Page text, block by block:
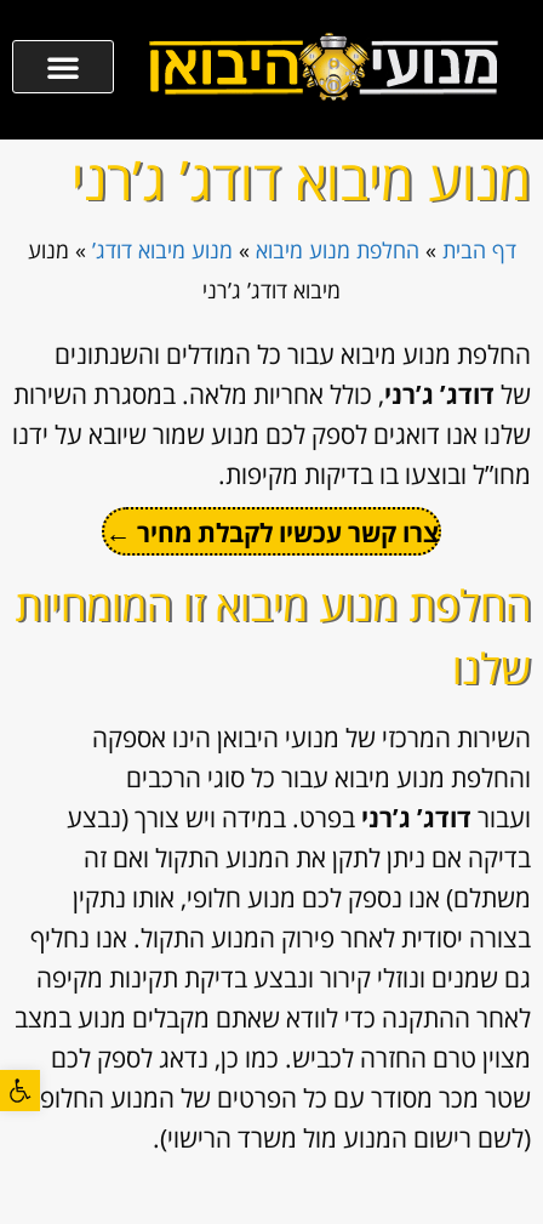
פתח
מנוע מיבוא דודג’ ג’רני
דף הבית » החלפת מנוע מיבוא » מנוע מיבוא דודג’ » מנוע
מיבוא דודג’ ג’רני
החלפת מנוע מיבוא עבור כל המודלים והשנתונים
של דודג’ ג’רני, כולל אחריות מלאה. במסגרת השירות
שלנו אנו דואגים לספק לכם מנוע שמור שיובא על ידנו
מחו”ל ובוצעו בו בדיקות מקיפות.
צרו קשר עכשיו לקבלת מחיר ←
החלפת מנוע מיבוא זו המומחיות
שלנו
השירות המרכזי של מנועי היבואן הינו אספקה
והחלפת מנוע מיבוא עבור כל סוגי הרכבים
ועבור דודג’ ג’רני בפרט. במידה ויש צורך (נבצע
בדיקה אם ניתן לתקן את המנוע התקול ואם זה
משתלם) אנו נספק לכם מנוע חלופי, אותו נתקין
בצורה יסודית לאחר פירוק המנוע התקול. אנו נחליף
גם שמנים ונוזלי קירור ונבצע בדיקת תקינות מקיפה
לאחר ההתקנה כדי לוודא שאתם מקבלים מנוע במצב
מצוין טרם החזרה לכביש. כמו כן, נדאג לספק לכם
שטר מכר מסודר עם כל הפרטים של המנוע החלופי
(לשם רישום המנוע מול משרד הרישוי).